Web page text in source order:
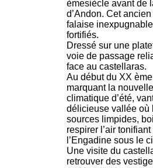
èmesiècle avant de
d’Andon. Cet
falaise
fortifiés.
Dressé sur une
voie de passage
face au castellaras.
Au début du XX
marquant la
climatique d’été,
délicieuse vallée où
sources limpides,
respirer l’air
l’Engadine sous le
Une visite du
retrouver des